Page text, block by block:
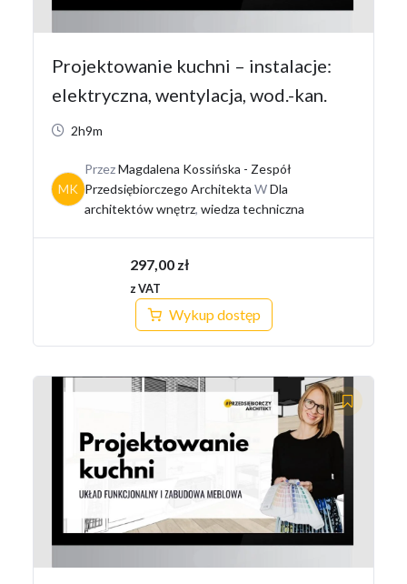
Projektowanie kuchni – instalacje:
elektryczna, wentylacja, wod.-kan.
2h9m
MK
PrzezMagdalena Kossińska - Zespół
Przedsiębiorczego Architekta WDla
architektów wnętrz, wiedza techniczna
297,00 zł
z VAT
Wykup dostęp